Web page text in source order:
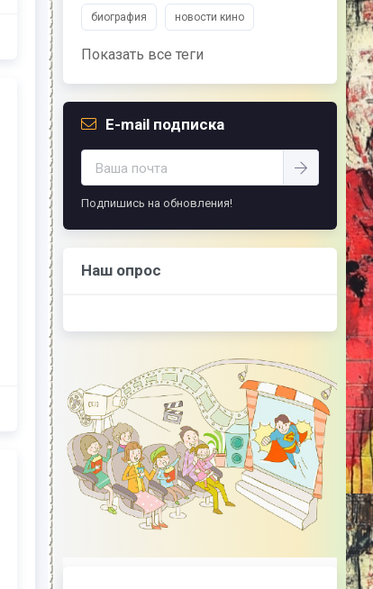
биография новости кино
Показать все теги
E-mail подписка
Подпишись на обновления!
Наш опрос